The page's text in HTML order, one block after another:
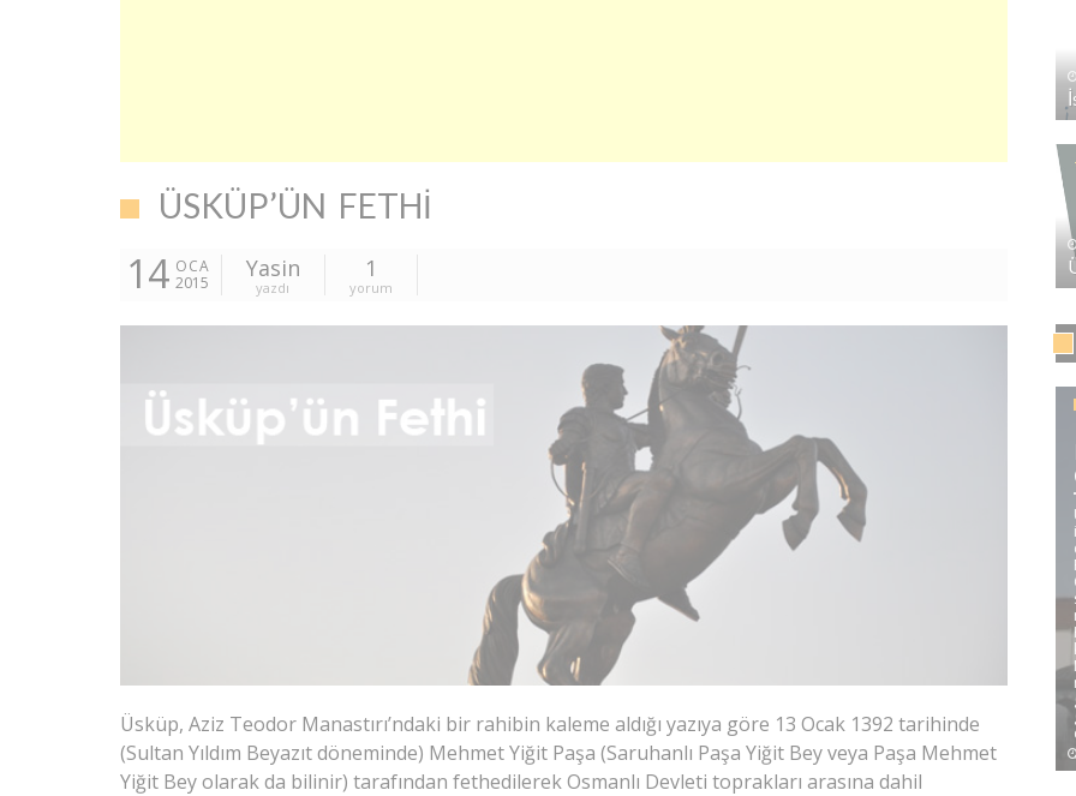
ÜSKÜP’ÜN FETHI
14 OCA
2015
Yasin
yazdı
1
yorum
Üsküp, Aziz Teodor Manastırı’ndaki bir rahibin kaleme aldığı yazıya göre 13 Ocak 1392 tarihinde
(Sultan Yıldım Beyazıt döneminde) Mehmet Yiğit Paşa (Saruhanlı Paşa Yiğit Bey veya Paşa Mehmet
Yiğit Bey olarak da bilinir) tarafından fethedilerek Osmanlı Devleti toprakları arasına dahil